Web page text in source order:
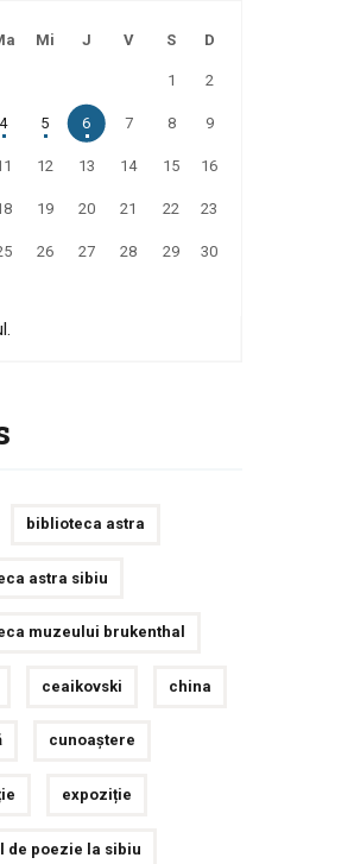
Mi J V S D
1 2
4 5 6 7 8 9
12 13 14 15 16
19 20 21 22 23
26 27 28 29 30
biblioteca astra
astra sibiu
muzeului brukenthal
ceaikovski china
cunoaștere
expoziție
de poezie la sibiu